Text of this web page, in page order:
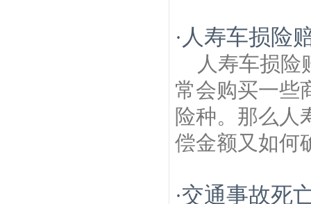
· 人寿车损险
人寿车损
常会购买一些
险种。那么人
偿金额又如何
·交通事故死